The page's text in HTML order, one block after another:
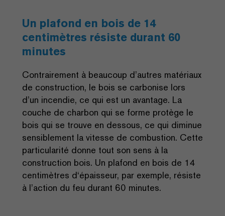
Un plafond en bois de 14
centimètres résiste durant 60
minutes
Contrairement à beaucoup d’autres matériaux
de construction, le bois se carbonise lors
d’un incendie, ce qui est un avantage. La
couche de charbon qui se forme protège le
bois qui se trouve en dessous, ce qui diminue
sensiblement la vitesse de combustion. Cette
particularité donne tout son sens à la
construction bois. Un plafond en bois de 14
centimètres d‘épaisseur, par exemple, résiste
à l’action du feu durant 60 minutes.